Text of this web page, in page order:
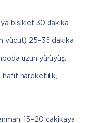
bisiklet 30 dakika.
vücut) 25–35 dakika.
uzun yürüyüş.
hafif hareketlilik,
15–20 dakikaya